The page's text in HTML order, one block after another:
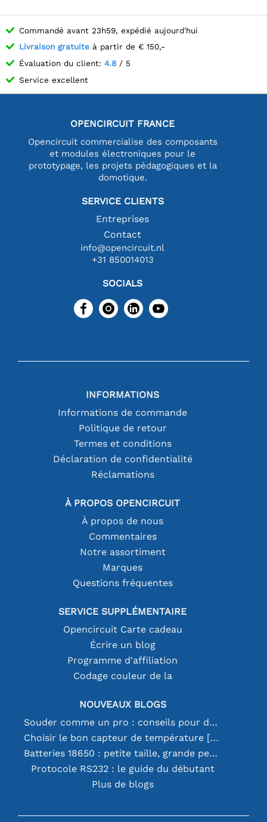
Commandé avant 23h59, expédié aujourd'hui
Livraison gratuite à partir de € 150,-
Évaluation du client: 4.8 / 5
Service excellent
OPENCIRCUIT FRANCE
Opencircuit commercialise des composants
et modules électroniques pour le
prototypage, les projets pédagogiques et la
domotique.
SERVICE CLIENTS
Entreprises
Contact
info@opencircuit.nl
+31 850014013
SOCIALS
INFORMATIONS
Informations de commande
Politique de retour
Termes et conditions
Déclaration de confidentialité
Réclamations
À PROPOS OPENCIRCUIT
À propos de nous
Commentaires
Notre assortiment
Marques
Questions fréquentes
SERVICE SUPPLÉMENTAIRE
Opencircuit Carte cadeau
Écrire un blog
Programme d'affiliation
Codage couleur de la
NOUVEAUX BLOGS
Souder comme un pro : conseils pour des connexions électroniques parfaites
Choisir le bon capteur de température [youtube]
Batteries 18650 : petite taille, grande performance
Protocole RS232 : le guide du débutant
Plus de blogs